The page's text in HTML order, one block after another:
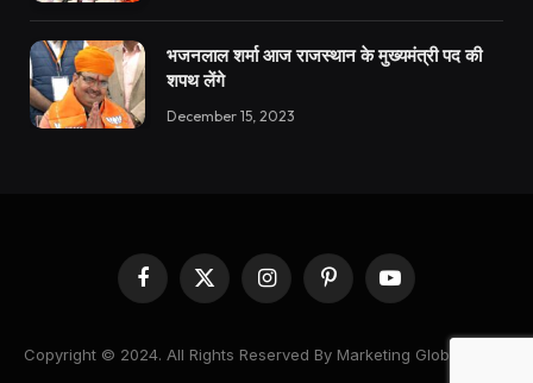
भजनलाल शर्मा आज राजस्थान के मुख्यमंत्री पद की
शपथ लेंगे
December 15, 2023
Facebook
X
InstagramPinterestYouTube
Copyright © 2024. All Rights Reserved By Marketing Global News